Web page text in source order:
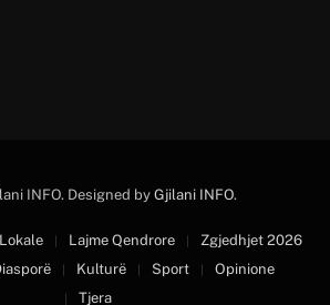
INFO. Designed by Gjilani INFO.
Lajme Qendrore
Zgjedhjet 2026
Kulturë Sport
Opinione
Tjera